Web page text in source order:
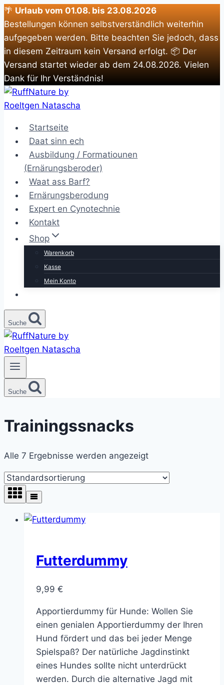
🌴 Urlaub vom 01.08. bis 23.08.2026
Bestellungen können selbstverständlich weiterhin
aufgegeben werden. Bitte beachten Sie jedoch, dass
in diesem Zeitraum kein Versand erfolgt. 📦 Der
Versand startet wieder ab dem 24.08.2026. Vielen
Dank für Ihr Verständnis!
Zum
Inhalt
Startseite
Daat sinn ech
Ausbildung / Formatiounen
(Ernärungsberoder)
Waat ass Barf?
Ernärungsberodung
Expert en Cynotechnie
Kontakt
Shop
Warenkorb
Kasse
Mein Konto
Suche
Suche
Trainingssnacks
Alle 7 Ergebnisse werden angezeigt
Futterdummy
9,99 €
Apportierdummy für Hunde: Wollen Sie
einen genialen Apportierdummy der Ihren
Hund fördert und das bei jeder Menge
Spielspaß? Der natürliche Jagdinstinkt
eines Hundes sollte nicht unterdrückt
werden. Durch die alternative Jagd mit